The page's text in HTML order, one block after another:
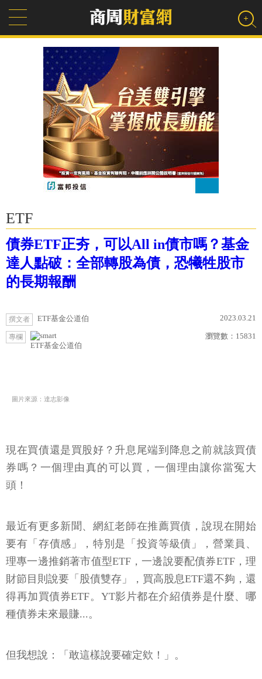
ETF
債券ETF正夯，可以All in債市嗎？基金
達人點破：全部轉股為債，恐犧牲股市
的長期報酬
撰文者 ETF基金公道伯 2023.03.21
專欄
ETF基金公道伯
瀏覽數： 15831
圖片來源：達志影像
現在買債還是買股好？升息尾端到降息之前就該買債
券嗎？一個理由真的可以買，一個理由讓你當冤大
頭！
最近有更多新聞、網紅老師在推薦買債，說現在開始
要有「存債感」，特別是「投資等級債」，營業員、
理專一邊推銷著市值型ETF，一邊說要配債券ETF，理
財節目則說要「股債雙存」，買高股息ETF還不夠，還
得再加買債券ETF。YT影片都在介紹債券是什麼、哪
種債券未來最賺...。
但我想說：「敢這樣說要確定欸！」。